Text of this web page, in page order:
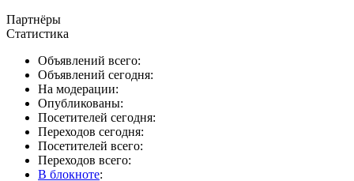
Партнёры
Статистика
Объявлений всего:
Объявлений сегодня:
На модерации:
Опубликованы:
Посетителей сегодня:
Переходов сегодня:
Посетителей всего:
Переходов всего:
В блокноте: